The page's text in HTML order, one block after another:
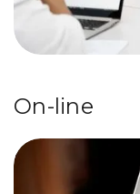
On-line